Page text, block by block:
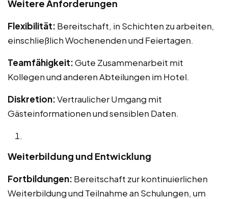
Weitere Anforderungen
Flexibilität: Bereitschaft, in Schichten zu arbeiten,
einschließlich Wochenenden und Feiertagen.
Teamfähigkeit:Gute Zusammenarbeit mit
Kollegen und anderen Abteilungen im Hotel.
Diskretion:Vertraulicher Umgang mit
Gästeinformationen und sensiblen Daten.
Weiterbildung und Entwicklung
Fortbildungen: Bereitschaft zur kontinuierlichen
Weiterbildung und Teilnahme an Schulungen, um